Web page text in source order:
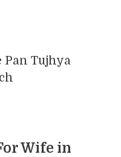
Pan Tujhya
Wife in